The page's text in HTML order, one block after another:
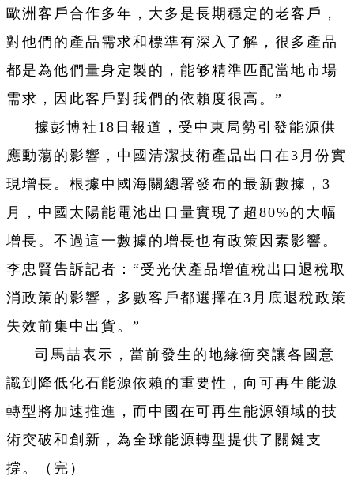
歐洲客戶合作多年，大多是長期穩定的老客戶，
對他們的產品需求和標準有深入了解，很多產品
都是為他們量身定製的，能够精準匹配當地市場
需求，因此客戶對我們的依賴度很高。”
據彭博社18日報道，受中東局勢引發能源供
應動蕩的影響，中國清潔技術產品出口在3月份實
現增長。根據中國海關總署發布的最新數據，3
月，中國太陽能電池出口量實現了超80%的大幅
增長。不過這一數據的增長也有政策因素影響。
李忠賢告訴記者：“受光伏產品增值稅出口退稅取
消政策的影響，多數客戶都選擇在3月底退稅政策
失效前集中出貨。”
司馬喆表示，當前發生的地緣衝突讓各國意
識到降低化石能源依賴的重要性，向可再生能源
轉型將加速推進，而中國在可再生能源領域的技
術突破和創新，為全球能源轉型提供了關鍵支
撐。（完）